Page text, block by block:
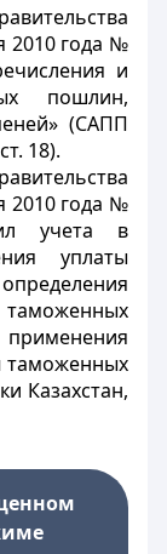
2010 года №
и
пошлин,
(САПП
18).
2010 года №
учета в
уплаты
таможенных
Казахстан,